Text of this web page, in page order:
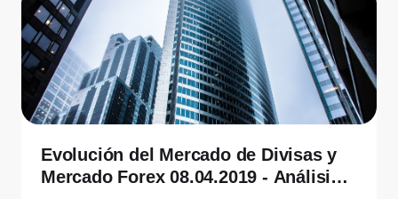
Evolución del Mercado de Divisas y
Mercado Forex 08.04.2019 - Análisis